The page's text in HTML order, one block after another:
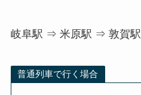
岐阜駅 ⇒ 米原駅 ⇒ 敦賀
普通列車で行く場合